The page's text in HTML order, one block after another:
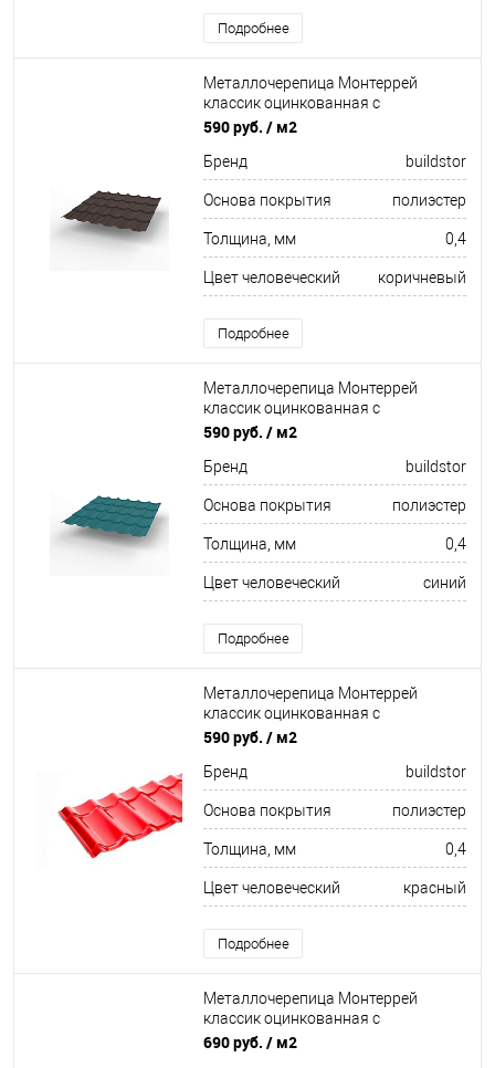
Подробнее
Металлочерепица Монтеррей
классик оцинкованная с
полимерным покрытием
590 руб. / м2
Бренд buildstor
Основа покрытия полиэстер
Толщина, мм 0,4
Цвет человеческий коричневый
Подробнее
Металлочерепица Монтеррей
классик оцинкованная с
полимерным покрытием
590 руб. / м2
Бренд buildstor
Основа покрытия полиэстер
Толщина, мм 0,4
Цвет человеческий синий
Подробнее
Металлочерепица Монтеррей
классик оцинкованная с
полимерным покрытием
590 руб. / м2
Бренд buildstor
Основа покрытия полиэстер
Толщина, мм 0,4
Цвет человеческий красный
Подробнее
Металлочерепица Монтеррей
классик оцинкованная с
полимерным покрытием
690 руб. / м2